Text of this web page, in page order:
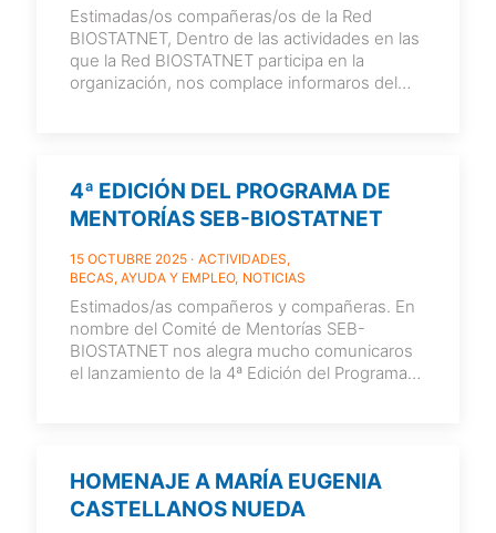
Estimadas/os compañeras/os de la Red
BIOSTATNET, Dentro de las actividades en las
que la Red BIOSTATNET participa en la
organización, nos complace informaros del
4ª EDICIÓN DEL PROGRAMA DE
MENTORÍAS SEB-BIOSTATNET
15 OCTUBRE 2025
ACTIVIDADES
BECAS, AYUDA Y EMPLEO NOTICIAS
Estimados/as compañeros y compañeras. En
nombre del Comité de Mentorías SEB-
BIOSTATNET nos alegra mucho comunicaros
el lanzamiento de la 4ª Edición del Programa
HOMENAJE A MARÍA EUGENIA
CASTELLANOS NUEDA